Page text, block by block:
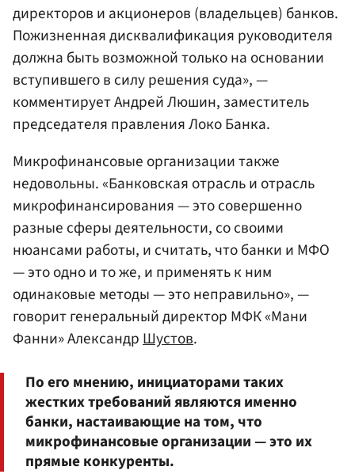
директоров и акционеров (владельцев) банков.
Пожизненная дисквалификация руководителя
должна быть возможной только на основании
вступившего в силу решения суда», —
комментируетАндрей Люшин, заместитель
председателя правления Локо Банка.
Микрофинансовые организации также
недовольны. «Банковская отрасль и отрасль
микрофинансирования — это совершенно
разные сферы деятельности, со своими
нюансами работы, и считать, что банки и МФО
— это одно и то же, и применять к ним
одинаковые методы — это неправильно», —
говорит генеральный директор МФК «Мани
Фанни» АлександрШустов.
По его мнению, инициаторами таких
жестких требований являются именно
банки, настаивающие на том, что
микрофинансовые организации — это их
прямые конкуренты.